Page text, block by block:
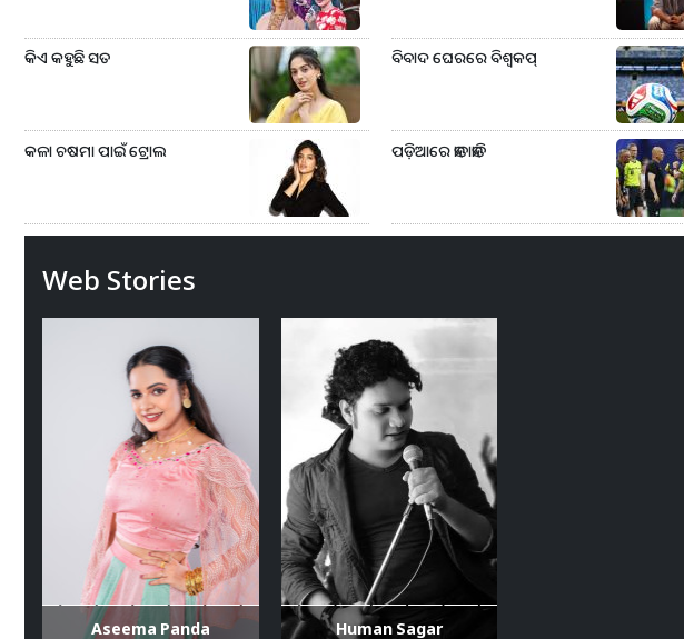
କିଏ କହୁଛି ସତ
କଳା ଚଷମା ପାଇଁ ଟ୍ରୋଲ
ବିବାଦ ଘେରରେ ବିଶ୍ୱକପ୍‌
ପଡ଼ିଆରେ ହାତାହାତି
Web Stories
Aseema Panda Human Sagar